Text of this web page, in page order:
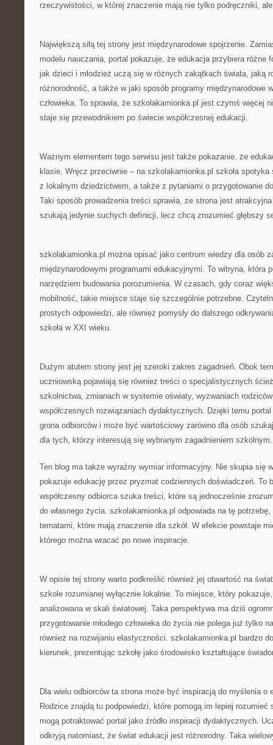
rzeczywistości, w której znaczenie mają nie tylko podręczniki,
Największą siłą tej strony jest międzynarodowe spojrzenie.
modelu nauczania, portal pokazuje, że edukacja przybiera różne
jak dzieci i młodzież uczą się w różnych zakątkach świata, jaką
różnorodność, a także w jaki sposób programy międzynarodowe
człowieka. To sprawia, że szkolakamionka.pl jest czymś więcej
staje się przewodnikiem po świecie współczesnej edukacji.
Ważnym elementem tego serwisu jest także pokazanie, że
klasie. Wręcz przeciwnie – na szkolakamionka.pl szkoła
z lokalnym dziedzictwem, a także z pytaniami o przygotowanie
Taki sposób prowadzenia treści sprawia, że strona jest
szukają jedynie suchych definicji, lecz chcą zrozumieć głębszy
szkolakamionka.pl można opisać jako centrum wiedzy dla osób
międzynarodowymi programami edukacyjnymi. To witryna, która
narzędziem budowania porozumienia. W czasach, gdy coraz
mobilność, takie miejsce staje się szczególnie potrzebne.
prostych odpowiedzi, ale również pomysły do dalszego
szkoła w XXI wieku.
Dużym atutem strony jest jej szeroki zakres zagadnień. Obok
uczniowską pojawiają się również treści o specjalistycznych
szkolnictwa, zmianach w systemie oświaty, wyzwaniach
współczesnych rozwiązaniach dydaktycznych. Dzięki temu
grona odbiorców i może być wartościowy zarówno dla osób
dla tych, którzy interesują się wybranym zagadnieniem
Ten blog ma także wyraźny wymiar informacyjny. Nie skupia się
pokazuje edukację przez pryzmat codziennych doświadczeń. To
współczesny odbiorca szuka treści, które są jednocześnie
do własnego życia. szkolakamionka.pl odpowiada na tę
tematami, które mają znaczenie dla szkół. W efekcie powstaje
którego można wracać po nowe inspiracje.
W opisie tej strony warto podkreślić również jej otwartość na
szkole rozumianej wyłącznie lokalnie. To miejsce, który
analizowana w skali światowej. Taka perspektywa ma dziś
przygotowanie młodego człowieka do życia nie polega już tylko
również na rozwijaniu elastyczności. szkolakamionka.pl bardzo
kierunek, prezentując szkołę jako środowisko kształtujące
Dla wielu odbiorców ta strona może być inspiracją do myślenia o
Rodzice znajdą tu podpowiedzi, które pomogą im lepiej
mogą potraktować portal jako źródło inspiracji dydaktycznych.
odkryją natomiast, że świat edukacji jest różnorodny. Taka